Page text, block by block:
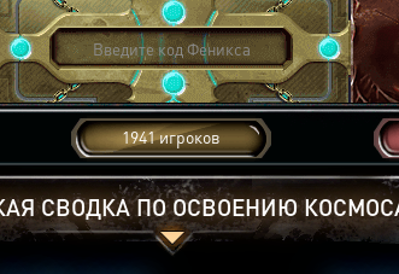
1941 игроков
СВОДКА ПО ОСВОЕНИЮ